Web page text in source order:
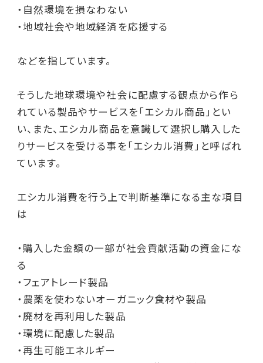
・自然環境を損なわない
・地域社会や地域経済を応援する
などを指しています。
そうした地球環境や社会に配慮する観点から作ら
れている製品やサービスを「エシカル商品」とい
い、また、エシカル商品を意識して選択し購入した
りサービスを受ける事を「エシカル消費」と呼ばれ
ています。
エシカル消費を行う上で判断基準になる主な項目
は
・購入した金額の一部が社会貢献活動の資金にな
る
・フェアトレード製品
・農薬を使わないオーガニック食材や製品
・廃材を再利用した製品
・環境に配慮した製品
・再生可能エネルギー